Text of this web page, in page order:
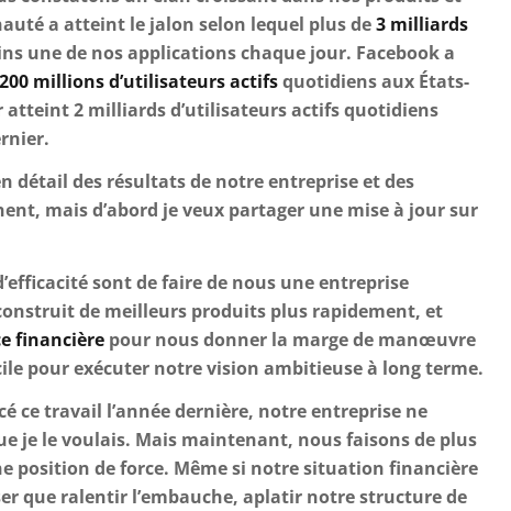
a atteint le jalon selon lequel plus de3 milliards
une de nos applications chaque jour. Facebook a
millions d’utilisateurs actifsquotidiens aux États-
atteint 2 milliards d’utilisateurs actifs quotidiens
détail des résultats de notre entreprise et des
mais d’abord je veux partager une mise à jour sur
sont de faire de nous une entreprise
de meilleurs produits plus rapidement, et
financière pour nous donner la marge de manœuvre
pour exécuter notre vision ambitieuse à long terme.
ce travail l’année dernière, notre entreprise ne
je le voulais. Mais maintenant, nous faisons de plus
position de force. Même si notre situation financière
que ralentir l’embauche, aplatir notre structure de